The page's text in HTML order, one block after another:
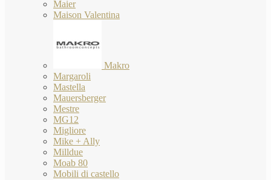
Maier
Maison Valentina
Makro
Margaroli
Mastella
Mauersberger
Mestre
MG12
Migliore
Mike + Ally
Milldue
Moab 80
Mobili di castello